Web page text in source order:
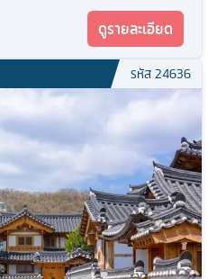
ดูรายละเอียด
รหัส24636